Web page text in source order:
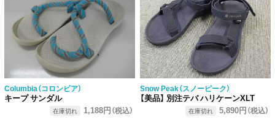
Columbia（コロンビア）
キープ サンダル
在庫切れ 1,188円（税込）
Snow Peak（スノーピーク）
【美品】 別注テバ ハリケーンXLT
在庫切れ 5,890円（税込）